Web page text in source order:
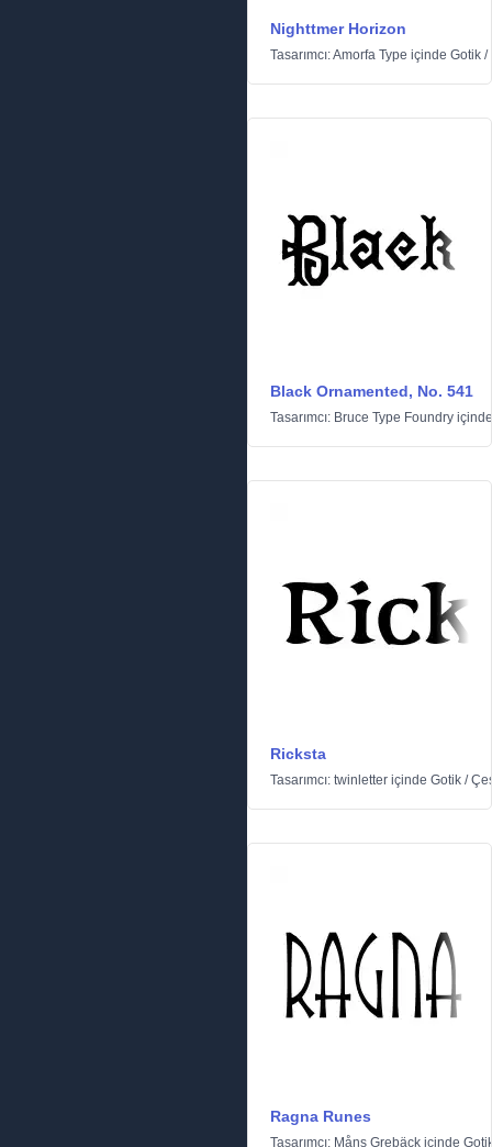
Nighttmer Horizon
Tasarımcı:Amorfa Type içinde Gotik /
Black Ornamented, No. 541
Tasarımcı: Bruce Type Foundry
Ricksta
Tasarımcı: twinletter içinde Gotik /
Ragna Runes
Tasarımcı: Måns Grebäck içinde